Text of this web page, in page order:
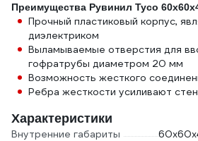
Преимущества Рувинил Тусо
Прочный пластиковый корпус,
диэлектриком
Выламываемые отверстия для
гофратрубы диаметром 20 мм
Возможность жесткого
Ребра жесткости усиливают
Характеристики
Внутренние габариты